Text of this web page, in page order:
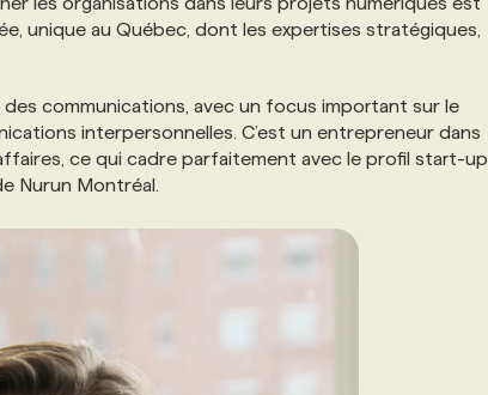
unique au Québec, dont les expertises stratégiques,
communications, avec un focus important sur le
interpersonnelles. C’est un entrepreneur dans
ce qui cadre parfaitement avec le profil start-up
Nurun Montréal.